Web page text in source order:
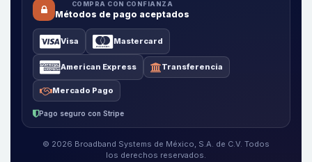
COMPRA CON CONFIANZA
Métodos de pago aceptados
Visa Mastercard
American Express Transferencia
Mercado Pago
Pago seguro con Stripe
© 2026 Broadband Systems de México, S.A. de C.V. Todos
los derechos reservados.